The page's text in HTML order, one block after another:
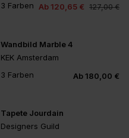
3 Farben
Ab 120,65 € 127,00 €
Wandbild Marble 4
KEK Amsterdam
3 Farben
Ab 180,00 €
Tapete Jourdain
Designers Guild